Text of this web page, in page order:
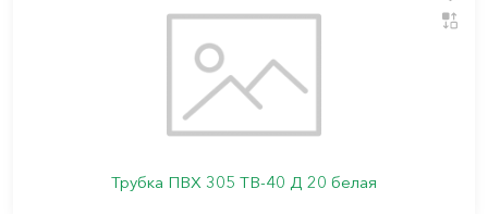
Трубка ПВХ 305 ТВ-40 Д 20 белая